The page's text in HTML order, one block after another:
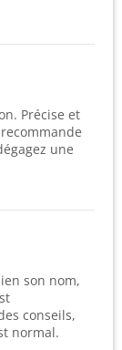
Précise et
une
son nom,
conseils,
normal.